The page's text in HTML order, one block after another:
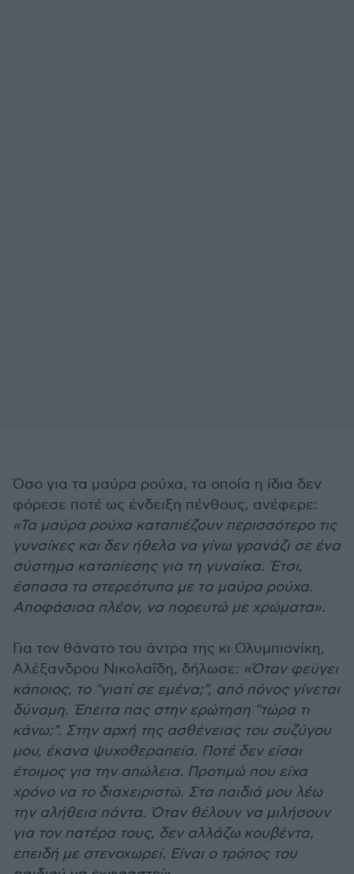
Όσο για τα μαύρα ρούχα, τα οποία η ίδια δεν
φόρεσε ποτέ ως ένδειξη πένθους, ανέφερε:
«Τα μαύρα ρούχα καταπιέζουν περισσότερο τις
γυναίκες και δεν ήθελα να γίνω γρανάζι σε ένα
σύστημα καταπίεσης για τη γυναίκα. Έτσι,
έσπασα τα στερεότυπα με τα μαύρα ρούχα.
Αποφάσισα πλέον, να πορευτώ με χρώματα».
Για τον θάνατο του άντρα της κι Ολυμπιονίκη,
Αλέξανδρου Νικολαΐδη, δήλωσε: «Όταν φεύγει
κάποιος, το "γιατί σε εμένα;", από πόνος γίνεται
δύναμη. Έπειτα πας στην ερώτηση "τώρα τι
κάνω;". Στην αρχή της ασθένειας του συζύγου
μου, έκανα ψυχοθεραπεία. Ποτέ δεν είσαι
έτοιμος για την απώλεια. Προτιμώ που είχα
χρόνο να το διαχειριστώ. Στα παιδιά μου λέω
την αλήθεια πάντα. Όταν θέλουν να μιλήσουν
για τον πατέρα τους, δεν αλλάζω κουβέντα,
επειδή με στενοχωρεί. Είναι ο τρόπος του